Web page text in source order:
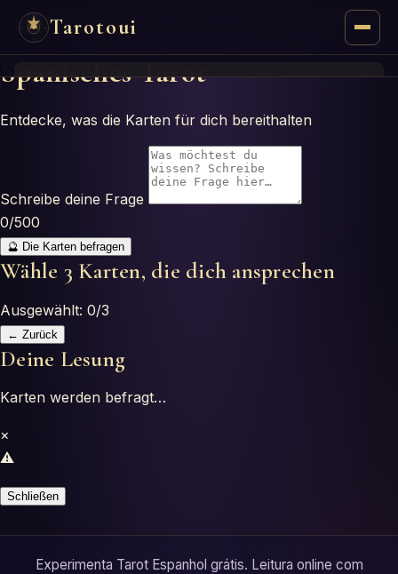
Tarotoui
Tarot
Respostas do Tarot
Mancias
Astrologia
Numerologia
Horóscopos
Spanisches Tarot
Entdecke, was die Karten für dich bereithalten
Schreibe deine Frage
0/500
🔮 Die Karten befragen
Wähle 3 Karten, die dich ansprechen
Ausgewählt: 0/3
← Zurück
Deine Lesung
Karten werden befragt…
×
⚠️
Schließen
Experimenta Tarot Espanhol grátis. Leitura online com